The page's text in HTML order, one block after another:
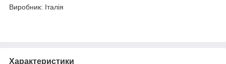
Виробник: Італія
Характеристики